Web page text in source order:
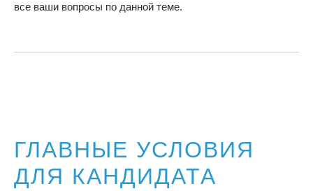
все ваши вопросы по данной теме.
ГЛАВНЫЕ УСЛОВИЯ
ДЛЯ КАНДИДАТА